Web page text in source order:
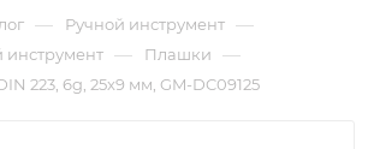
— Ручной инструмент —
— Плашки —
223, 6g, 25x9 мм, GM-DC09125